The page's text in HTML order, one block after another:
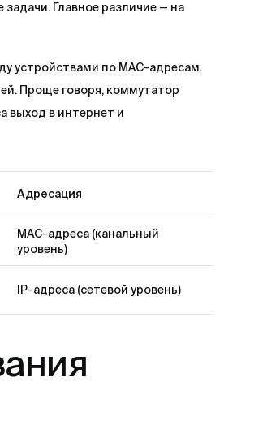
Главное различие — на
устройствами по MAC-адресам.
Проще говоря, коммутатор
выход в интернет и
Адресация
MAC-адреса (канальный
уровень)
IP-адреса (сетевой уровень)